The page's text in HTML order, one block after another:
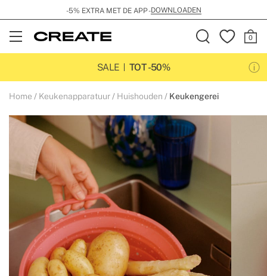
-5% EXTRA MET DE APP -DOWNLOADEN
Open
Menu
SALE
TOT -50%
Home Keukenapparatuur Huishouden Keukengerei